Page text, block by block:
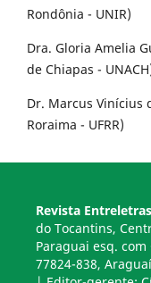
Rondônia - UNIR)
Dra. Gloria Amelia
de Chiapas -
Dr. Marcus Vinícius
Roraima - UFRR)
Revista Entreletras
do Tocantins,
Paraguai esq.
77824-838,